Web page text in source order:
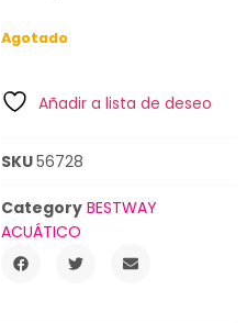
Agotado
Añadir a lista de deseo
SKU56728
Category BESTWAY
ACUÁTICO